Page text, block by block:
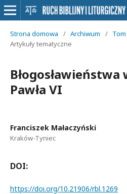
Strona domowa / Archiwum / Tom
Artykuły tematyczne
Błogosławieństwa
Pawła VI
Franciszek Małaczyński
Kraków-Tyniec
DOI:
https://doi.org/10.21906/rbl.1269